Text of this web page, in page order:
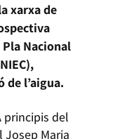
xarxa de
Nacional
de l’aigua.
principis del
Josep Maria